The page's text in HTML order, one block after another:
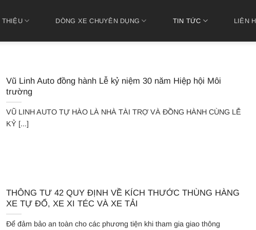
DÒNG XE CHUYÊN DỤNG TIN TỨC LIÊN
Vũ Linh Auto đồng hành Lễ kỷ niệm 30 năm Hiệp hội Môi
trường
VŨ LINH AUTO TỰ HÀO LÀ NHÀ TÀI TRỢ VÀ ĐỒNG HÀNH CÙNG LỄ
KỶ [...]
THÔNG TƯ 42 QUY ĐỊNH VỀ KÍCH THƯỚC THÙNG HÀNG
XE TỰ ĐỔ, XE XI TÉC VÀ XE TẢI
Để đảm bảo an toàn cho các phương tiện khi tham gia giao thông